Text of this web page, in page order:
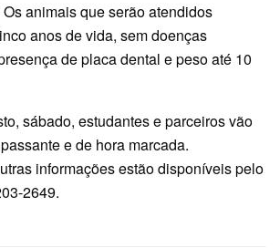
animais que serão atendidos
anos de vida, sem doenças
de placa dental e peso até 10
sábado, estudantes e parceiros vão
e de hora marcada.
informações estão disponíveis pelo
2649.